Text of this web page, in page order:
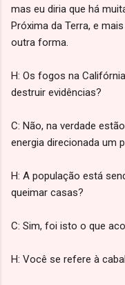
mas eu diria que há
Próxima da Terra, e
outra forma.
H: Os fogos na
destruir evidências?
C: Não, na verdade
energia direcionada um
H: A população está
queimar casas?
C: Sim, foi isto o que
H: Você se refere à